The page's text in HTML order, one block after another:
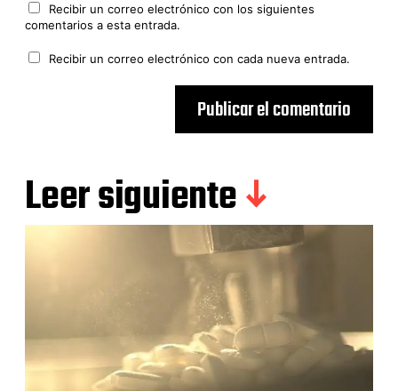
Recibir un correo electrónico con los siguientes
comentarios a esta entrada.
Recibir un correo electrónico con cada nueva entrada.
Leer siguiente